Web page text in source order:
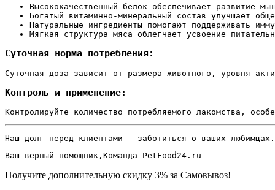
Высококачественный белок обеспечивает развитие
Богатый витаминно-минеральный состав улучшает
Натуральные ингредиенты помогают поддерживать
Мягкая структура мяса облегчает усвоение
Суточная норма потребления:
Суточная доза зависит от размера животного, уровня
Контроль и применение:
Контролируйте количество потребляемого лакомства,
Наш долг перед клиентами — заботиться о ваших
Ваш верный помощник,Команда PetFood24.ru
Получите дополнительную скидку 3% за Самовывоз!